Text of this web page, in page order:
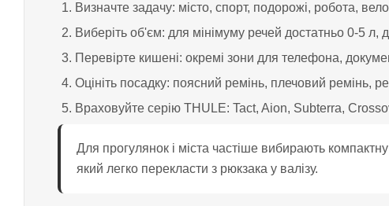
Визначте задачу: місто, спорт, подорожі, робота,
Виберіть об'єм: для мінімуму речей достатньо 0-5 л,
Перевірте кишені: окремі зони для телефона,
Оцініть посадку: поясний ремінь, плечовий ремінь,
Враховуйте серію THULE: Tact, Aion, Subterra,
Для прогулянок і міста частіше вибирають
який легко перекласти з рюкзака у валізу.